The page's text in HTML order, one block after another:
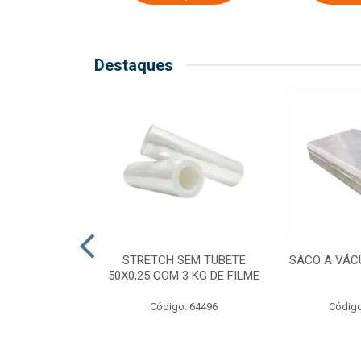
Destaques
STRETCH SEM TUBETE
50X0,25 COM 3 KG DE FILME
Código: 64496
SACO A